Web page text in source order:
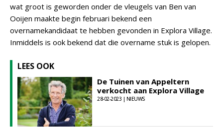
wat groot is geworden onder de vleugels van Ben van
Ooijen maakte begin februari bekend een
overnamekandidaat te hebben gevonden in Explora Village.
Inmiddels is ook bekend dat die overname stuk is gelopen.
LEES OOK
De Tuinen van Appeltern
verkocht aan Explora Village
28-02-2023 | NIEUWS